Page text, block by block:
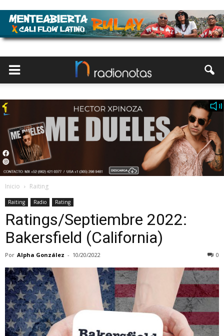
Inicio Raiting
Raiting Radio Rating
Ratings/Septiembre 2022:
Bakersfield (California)
Por Alpha González - 10/20/2022 0